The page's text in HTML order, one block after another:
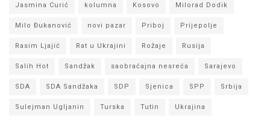
Jasmina Curić kolumna Kosovo Milorad Dodik
Milo Đukanović novi pazar Priboj Prijepolje
Rasim Ljajić Rat u Ukrajini Rožaje Rusija
Salih Hot Sandžak saobraćajna nesreća Sarajevo
SDA SDA Sandžaka SDP Sjenica SPP Srbija
Sulejman Ugljanin Turska Tutin Ukrajina